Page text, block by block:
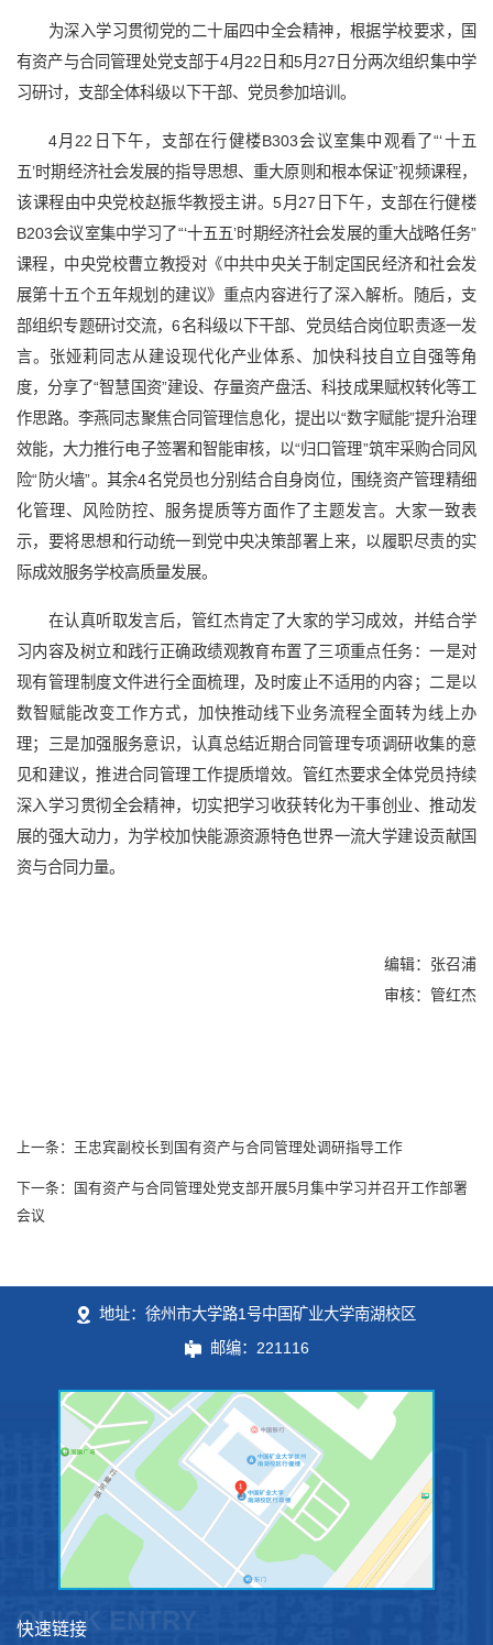
为深入学习贯彻党的二十届四中全会精神，根据学校要求，国
有资产与合同管理处党支部于4月22日和5月27日分两次组织集中学
习研讨，支部全体科级以下干部、党员参加培训。
4月22日下午，支部在行健楼B303会议室集中观看了“‘十五
五’时期经济社会发展的指导思想、重大原则和根本保证”视频课程，
该课程由中央党校赵振华教授主讲。5月27日下午，支部在行健楼
B203会议室集中学习了“‘十五五’时期经济社会发展的重大战略任务”
课程，中央党校曹立教授对《中共中央关于制定国民经济和社会发
展第十五个五年规划的建议》重点内容进行了深入解析。随后，支
部组织专题研讨交流，6名科级以下干部、党员结合岗位职责逐一发
言。张娅莉同志从建设现代化产业体系、加快科技自立自强等角
度，分享了“智慧国资”建设、存量资产盘活、科技成果赋权转化等工
作思路。李燕同志聚焦合同管理信息化，提出以“数字赋能”提升治理
效能，大力推行电子签署和智能审核，以“归口管理”筑牢采购合同风
险“防火墙”。其余4名党员也分别结合自身岗位，围绕资产管理精细
化管理、风险防控、服务提质等方面作了主题发言。大家一致表
示，要将思想和行动统一到党中央决策部署上来，以履职尽责的实
际成效服务学校高质量发展。
在认真听取发言后，管红杰肯定了大家的学习成效，并结合学
习内容及树立和践行正确政绩观教育布置了三项重点任务：一是对
现有管理制度文件进行全面梳理，及时废止不适用的内容；二是以
数智赋能改变工作方式，加快推动线下业务流程全面转为线上办
理；三是加强服务意识，认真总结近期合同管理专项调研收集的意
见和建议，推进合同管理工作提质增效。管红杰要求全体党员持续
深入学习贯彻全会精神，切实把学习收获转化为干事创业、推动发
展的强大动力，为学校加快能源资源特色世界一流大学建设贡献国
资与合同力量。
编辑：张召浦
审核：管红杰
上一条：王忠宾副校长到国有资产与合同管理处调研指导工作
下一条：国有资产与合同管理处党支部开展5月集中学习并召开工作部署
会议
地址：徐州市大学路1号中国矿业大学南湖校区
邮编：221116
QUICK ENTRY
快速链接